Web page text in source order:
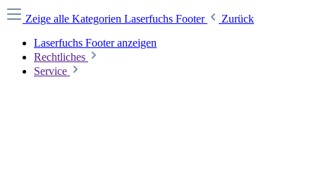
Zeige alle Kategorien Laserfuchs Footer
Zurück
Laserfuchs Footer anzeigen
Rechtliches
Service